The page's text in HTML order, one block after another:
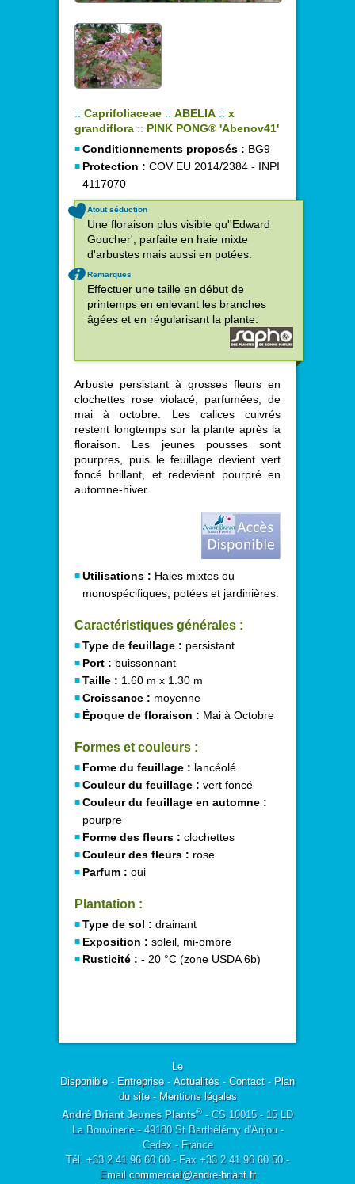
:: Caprifoliaceae :: ABELIA :: x
grandiflora :: PINK PONG® 'Abenov41'
Conditionnements proposés : BG9
Protection : COV EU 2014/2384 - INPI
4117070
Atout séduction
Une floraison plus visible qu''Edward
Goucher', parfaite en haie mixte
d'arbustes mais aussi en potées.
Remarques
Effectuer une taille en début de
printemps en enlevant les branches
âgées et en régularisant la plante.
Arbuste persistant à grosses fleurs en
clochettes rose violacé, parfumées, de
mai à octobre. Les calices cuivrés
restent longtemps sur la plante après la
floraison. Les jeunes pousses sont
pourpres, puis le feuillage devient vert
foncé brillant, et redevient pourpré en
automne-hiver.
Utilisations : Haies mixtes ou
monospécifiques, potées et jardinières.
Caractéristiques générales :
Type de feuillage : persistant
Port : buissonnant
Taille : 1.60 m x 1.30 m
Croissance : moyenne
Époque de floraison : Mai à Octobre
Formes et couleurs :
Forme du feuillage : lancéolé
Couleur du feuillage : vert foncé
Couleur du feuillage en automne :
pourpre
Forme des fleurs : clochettes
Couleur des fleurs : rose
Parfum : oui
Plantation :
Type de sol : drainant
Exposition : soleil, mi-ombre
Rusticité : - 20 °C (zone USDA 6b)
Le
Disponible- Entreprise- Actualités - Contact- Plan
du site- Mentions légales
André Briant Jeunes Plants®- CS 10015 - 15 LD
La Bouvinerie - 49180 St Barthélémy d'Anjou -
Cedex - France
Tél. +33 2 41 96 60 60 - Fax +33 2 41 96 60 50 -
Email commercial@andre-briant.fr